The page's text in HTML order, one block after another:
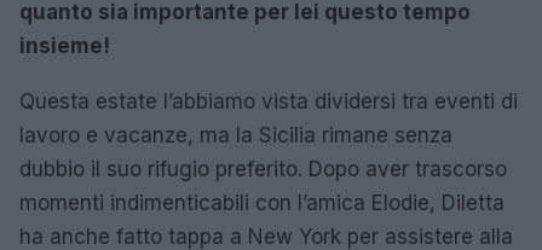
quanto sia importante per lei questo tempo
insieme!
Questa estate l’abbiamo vista dividersi tra eventi di
lavoro e vacanze, ma la Sicilia rimane senza
dubbio il suo rifugio preferito. Dopo aver trascorso
momenti indimenticabili con l’amica Elodie, Diletta
ha anche fatto tappa a New York per assistere alla